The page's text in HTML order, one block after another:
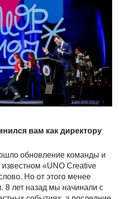
вам как директору
обновление команды и
«UNO Creative
Но от этого менее
8 лет назад мы начинали с